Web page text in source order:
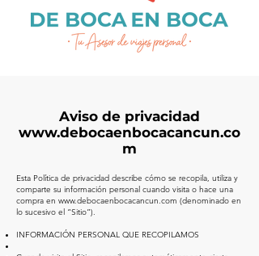
Aviso de privacidad
www.debocaenbocacancun.co
m
Esta Política de privacidad describe cómo se recopila, utiliza y
comparte su información personal cuando visita o hace una
compra en www.debocaenbocacancun.com (denominado en
lo sucesivo el “Sitio”).
INFORMACIÓN PERSONAL QUE RECOPILAMOS